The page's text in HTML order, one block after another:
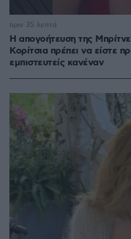
Η απογοήτευση της
Κορίτσια πρέπει να είστε
εμπιστευτείς κανέναν
πριν 35 λεπτά